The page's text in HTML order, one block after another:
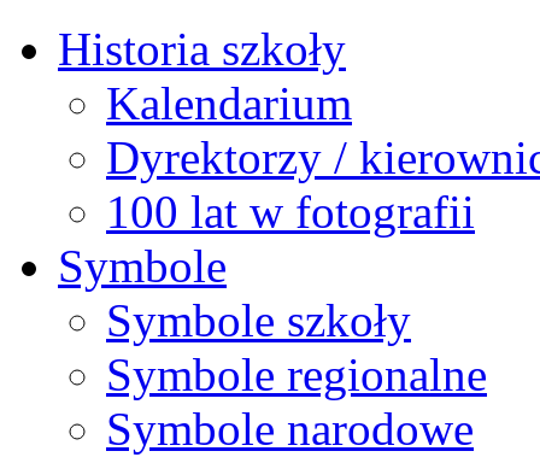
Historia szkoły
Kalendarium
Dyrektorzy /
100 lat w fotografii
Symbole
Symbole szkoły
Symbole regionalne
Symbole narodowe